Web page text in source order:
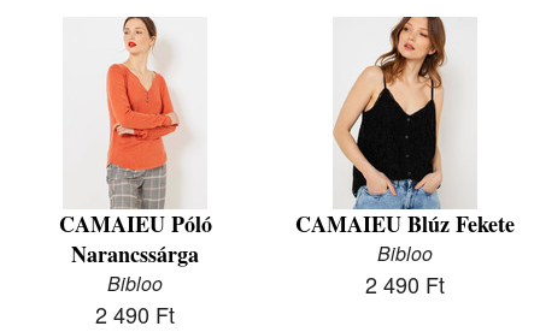
CAMAIEU Póló
Narancssárga
Bibloo
2 490 Ft
CAMAIEU Blúz Fekete
Bibloo
2 490 Ft